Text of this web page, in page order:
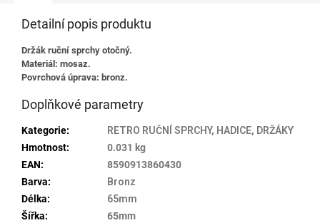
Detailní popis produktu
Držák ruční sprchy otočný.
Materiál: mosaz.
Povrchová úprava: bronz.
Doplňkové parametry
Kategorie:
RETRO RUČNÍ SPRCHY, HADICE, DRŽÁKY
Hmotnost:
0.031 kg
EAN:
8590913860430
Barva:
Bronz
Délka:
65mm
Šířka: 65mm